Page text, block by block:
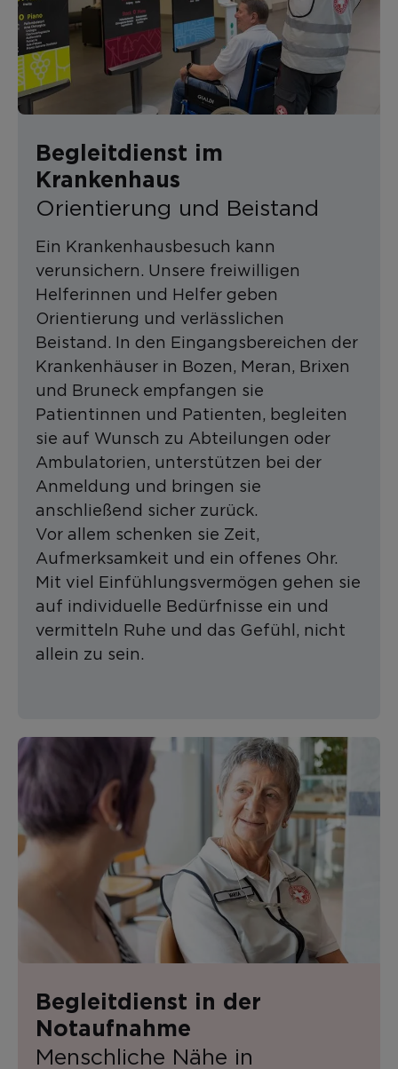
Begleitdienst im
Krankenhaus
Orientierung und Beistand
Ein Krankenhausbesuch kann
verunsichern. Unsere freiwilligen
Helferinnen und Helfer geben
Orientierung und verlässlichen
Beistand. In den Eingangsbereichen der
Krankenhäuser in Bozen, Meran, Brixen
und Bruneck empfangen sie
Patientinnen und Patienten, begleiten
sie auf Wunsch zu Abteilungen oder
Ambulatorien, unterstützen bei der
Anmeldung und bringen sie
anschließend sicher zurück.
Vor allem schenken sie Zeit,
Aufmerksamkeit und ein offenes Ohr.
Mit viel Einfühlungsvermögen gehen sie
auf individuelle Bedürfnisse ein und
vermitteln Ruhe und das Gefühl, nicht
allein zu sein.
Begleitdienst in der
Notaufnahme
Menschliche Nähe in